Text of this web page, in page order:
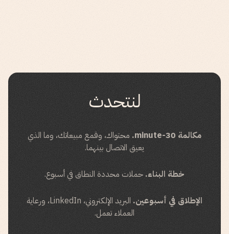
لنتحدث
مكالمة 30-minute.
محتواك، وقمع مبيعاتك، وما الذي
يعيق الاتصال بينهما.
خطة البناء. حملات محددة النطاق في أسبوع.
الإطلاق في أسبوعين.
البريد الإلكتروني، LinkedIn، ورعاية
العملاء تعمل.